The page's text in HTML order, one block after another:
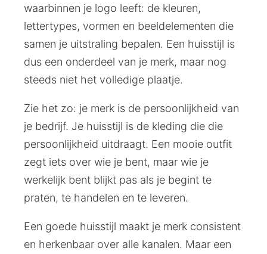
waarbinnen je logo leeft: de kleuren,
lettertypes, vormen en beeldelementen die
samen je uitstraling bepalen. Een huisstijl is
dus een onderdeel van je merk, maar nog
steeds niet het volledige plaatje.
Zie het zo: je merk is de persoonlijkheid van
je bedrijf. Je huisstijl is de kleding die die
persoonlijkheid uitdraagt. Een mooie outfit
zegt iets over wie je bent, maar wie je
werkelijk bent blijkt pas als je begint te
praten, te handelen en te leveren.
Een goede huisstijl maakt je merk consistent
en herkenbaar over alle kanalen. Maar een